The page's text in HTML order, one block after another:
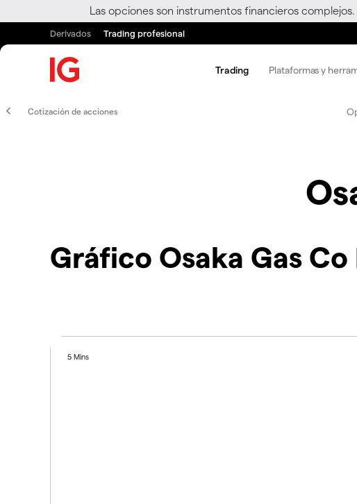
Las opciones son instrumentos financieros
Derivados Trading profesional
Trading Plataformas y
Cotización de acciones
Gráfico Osaka Gas Co
5 Mins